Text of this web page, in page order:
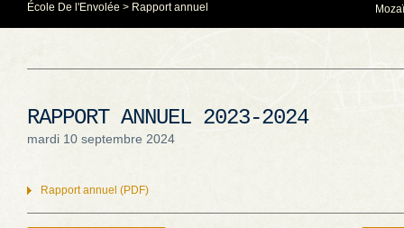
École De l'Envolée > Rapport annuel
RAPPORT ANNUEL 2023-2024
mardi 10 septembre 2024
Rapport annuel (PDF)